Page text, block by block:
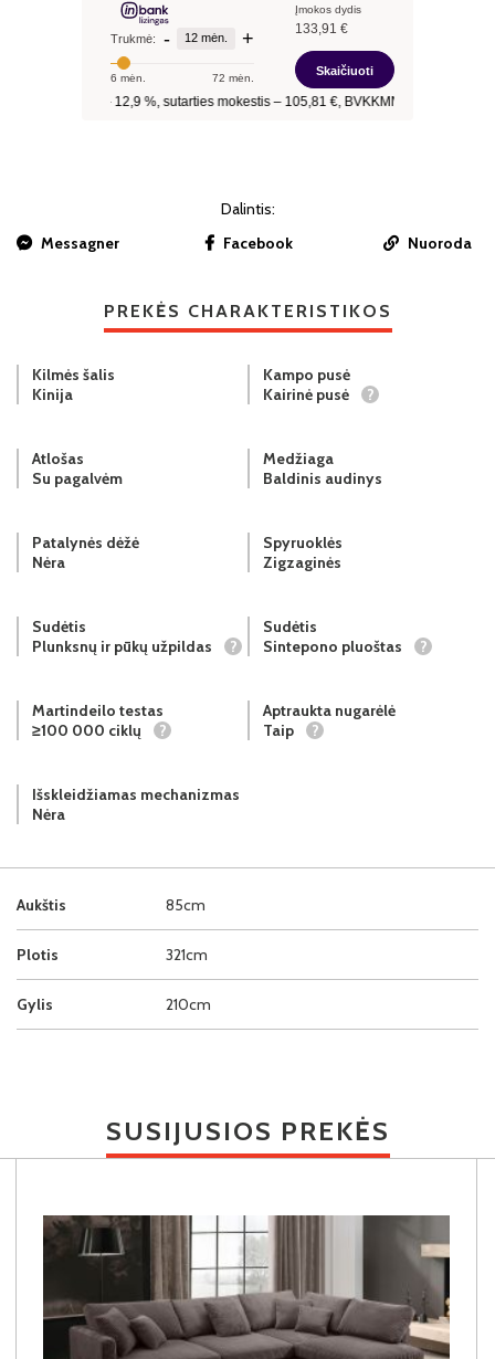
Dalintis:
Messagner
Facebook Nuoroda
PREKĖS CHARAKTERISTIKOS
Aukštis 85cm
Plotis 321cm
Gylis 210cm
Kilmės šalis
Kinija
Kampo pusė
Kairinė pusė
?
Atlošas
Su pagalvėm
Medžiaga
Baldinis audinys
Patalynės dėžė
Nėra
Spyruoklės
Zigzaginės
Sudėtis
Plunksnų ir pūkų užpildas
?
Sudėtis
Sintepono pluoštas
?
Martindeilo testas
≥100 000 ciklų
?
Aptraukta nugarėlė
Taip
?
Išskleidžiamas mechanizmas
Nėra
SUSIJUSIOS PREKĖS